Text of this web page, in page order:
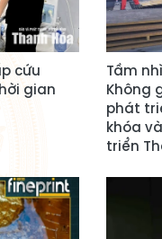
cứu
gian
Tầm
Không
phát
khóa
triển